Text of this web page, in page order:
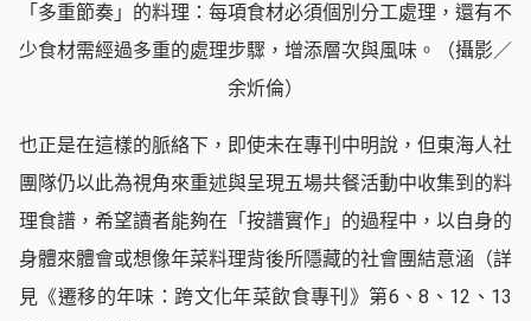
「多重節奏」的料理：每項食材必須個別分工處理，還有不
少食材需經過多重的處理步驟，增添層次與風味。（攝影／
余炘倫）
也正是在這樣的脈絡下，即使未在專刊中明說，但東海人社
團隊仍以此為視角來重述與呈現五場共餐活動中收集到的料
理食譜，希望讀者能夠在「按譜實作」的過程中，以自身的
身體來體會或想像年菜料理背後所隱藏的社會團結意涵（詳
見《遷移的年味：跨文化年菜飲食專刊》第6、8、12、13